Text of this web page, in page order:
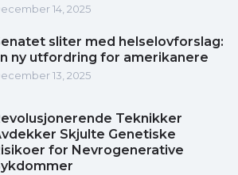
14, 2025
sliter med helselovforslag:
ny utfordring for amerikanere
13, 2025
Teknikker
Skjulte Genetiske
for Nevrogenerative